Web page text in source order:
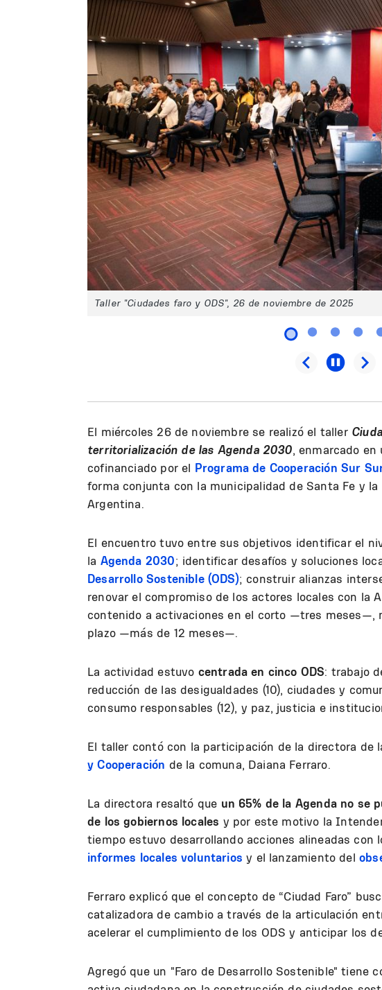
Taller "Ciudades faro y ODS", 26 de noviembre de 2025
El miércoles 26 de noviembre se realizó el taller
territorialización de las Agenda 2030, enmarcado en
cofinanciado por el Programa de Cooperación Sur
forma conjunta con la municipalidad de Santa Fe y
Argentina.
El encuentro tuvo entre sus objetivos identificar el
la Agenda 2030; identificar desafíos y soluciones
Desarrollo Sostenible (ODS); construir alianzas
renovar el compromiso de los actores locales con la
contenido a activaciones en el corto —tres meses—,
plazo —más de 12 meses—.
La actividad estuvo centrada en cinco ODS: trabajo
reducción de las desigualdades (10), ciudades y
consumo responsables (12), y paz, justicia e
El taller contó con la participación de la directora de
y Cooperación de la comuna, Daiana Ferraro.
La directora resaltó que un 65% de la Agenda no se
de los gobiernos locales y por este motivo la
tiempo estuvo desarrollando acciones alineadas con
informes locales voluntarios y el lanzamiento del
Ferraro explicó que el concepto de “Ciudad Faro”
catalizadora de cambio a través de la articulación
acelerar el cumplimiento de los ODS y anticipar los
Agregó que un "Faro de Desarrollo Sostenible" tiene